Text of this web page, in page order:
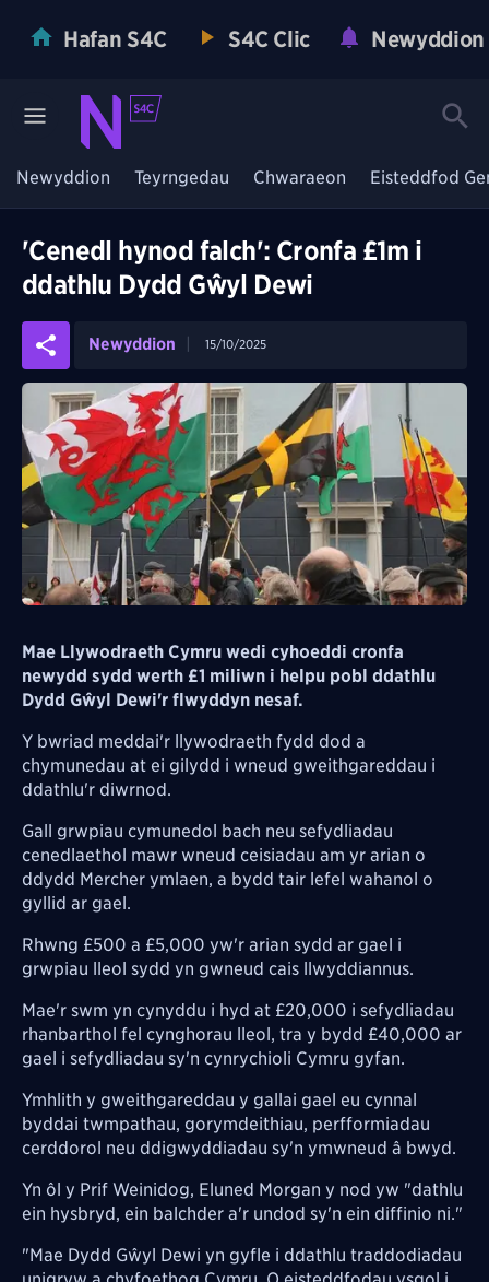
Hafan S4C S4C Clic Newyddion
Newyddion Teyrngedau Chwaraeon Eisteddfod
'Cenedl hynod falch': Cronfa £1m i
ddathlu Dydd Gŵyl Dewi
Newyddion 15/10/2025
Mae Llywodraeth Cymru wedi cyhoeddi cronfa
newydd sydd werth £1 miliwn i helpu pobl ddathlu
Dydd Gŵyl Dewi'r flwyddyn nesaf.
Y bwriad meddai'r llywodraeth fydd dod a
chymunedau at ei gilydd i wneud gweithgareddau i
ddathlu'r diwrnod.
Gall grwpiau cymunedol bach neu sefydliadau
cenedlaethol mawr wneud ceisiadau am yr arian o
ddydd Mercher ymlaen, a bydd tair lefel wahanol o
gyllid ar gael.
Rhwng £500 a £5,000 yw'r arian sydd ar gael i
grwpiau lleol sydd yn gwneud cais llwyddiannus.
Mae'r swm yn cynyddu i hyd at £20,000 i sefydliadau
rhanbarthol fel cynghorau lleol, tra y bydd £40,000 ar
gael i sefydliadau sy'n cynrychioli Cymru gyfan.
Ymhlith y gweithgareddau y gallai gael eu cynnal
byddai twmpathau, gorymdeithiau, perfformiadau
cerddorol neu ddigwyddiadau sy'n ymwneud â bwyd.
Yn ôl y Prif Weinidog, Eluned Morgan y nod yw "dathlu
ein hysbryd, ein balchder a'r undod sy'n ein diffinio ni."
"Mae Dydd Gŵyl Dewi yn gyfle i ddathlu traddodiadau